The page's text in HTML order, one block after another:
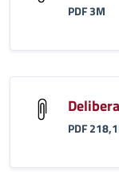
PDF 3M
PDF